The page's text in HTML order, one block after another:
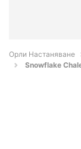
Орли Настаняване
Snowflake